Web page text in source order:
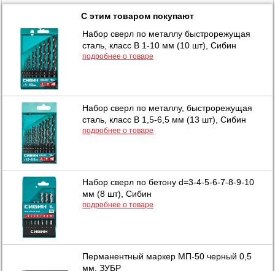
С этим товаром покупают
Набор сверл по металлу быстрорежущая
сталь, класс В 1-10 мм (10 шт), Сибин
подробнее о товаре
Набор сверл по металлу, быстрорежущая
сталь, класс В 1,5-6,5 мм (13 шт), Сибин
подробнее о товаре
Набор сверл по бетону d=3-4-5-6-7-8-9-10
мм (8 шт), Сибин
подробнее о товаре
Перманентный маркер МП-50 черный 0,5
мм, ЗУБР